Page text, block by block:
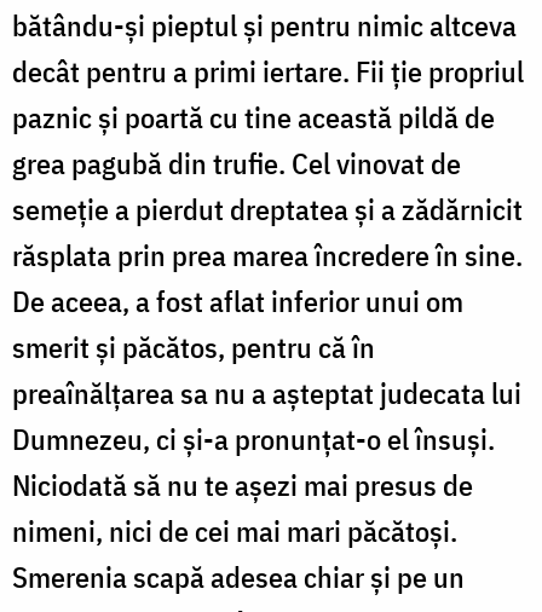
bătându-și pieptul și pentru nimic altceva
decât pentru a primi iertare. Fii ție propriul
paznic și poartă cu tine această pildă de
grea pagubă din trufie. Cel vinovat de
semeție a pierdut dreptatea și a zădărnicit
răsplata prin prea marea încredere în sine.
De aceea, a fost aflat inferior unui om
smerit și păcătos, pentru că în
preaînălțarea sa nu a așteptat judecata lui
Dumnezeu, ci și-a pronunțat-o el însuși.
Niciodată să nu te așezi mai presus de
nimeni, nici de cei mai mari păcătoși.
Smerenia scapă adesea chiar și pe un